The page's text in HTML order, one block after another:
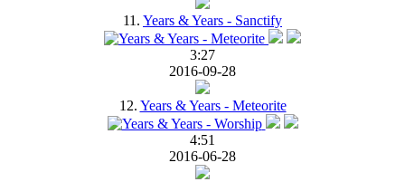
11. Years & Years - Sanctify
3:27
2016-09-28
12. Years & Years - Meteorite
4:51
2016-06-28